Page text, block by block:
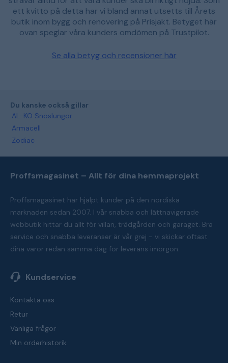
ett kvitto på detta har vi bland annat utsetts till Årets
butik inom bygg och renovering på Prisjakt. Betyget här
ovan speglar våra kunders omdömen på Trustpilot.
Se alla betyg och recensioner här
Du kanske också gillar
AL-KO Snöslungor
Armacell
Zodiac
Proffsmagasinet – Allt för dina hemmaprojekt
Proffsmagasinet har hjälpt kunder på den nordiska
marknaden sedan 2007. I vår snabba och lättnavigerade
webbutik hittar du allt för villan, trädgården och garaget. Bra
service och snabba leveranser är vår grej - vi skickar oftast
dina varor redan samma dag för leverans imorgon.
Kundservice
Kontakta oss
Retur
Vanliga frågor
Min orderhistorik